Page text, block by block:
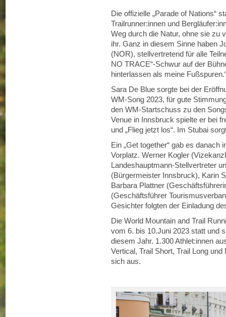
Die offizielle „Parade of Nations“
Trailrunner:innen und
Weg durch die Natur, ohne sie zu
ihr. Ganz in diesem Sinne haben
(NOR), stellvertretend für alle
NO TRACE“-Schwur auf der
hinterlassen als meine
Sara De Blue sorgte bei der
WM-Song 2023, für gute
den WM-Startschuss zu den
Venue in Innsbruck spielte er bei
und „Flieg jetzt los“. Im Stubai
Ein „Get together“ gab es
Vorplatz. Werner Kogler
Landeshauptmann-Stellvertreter
(Bürgermeister Innsbruck), Karin
Barbara Plattner
(Geschäftsführer
Gesichter folgten der Einladung
Die World Mountain and Trail
vom 6. bis 10.Juni 2023 statt und
diesem Jahr. 1.300 Athlet:innen
Vertical, Trail Short, Trail Long
sich aus.